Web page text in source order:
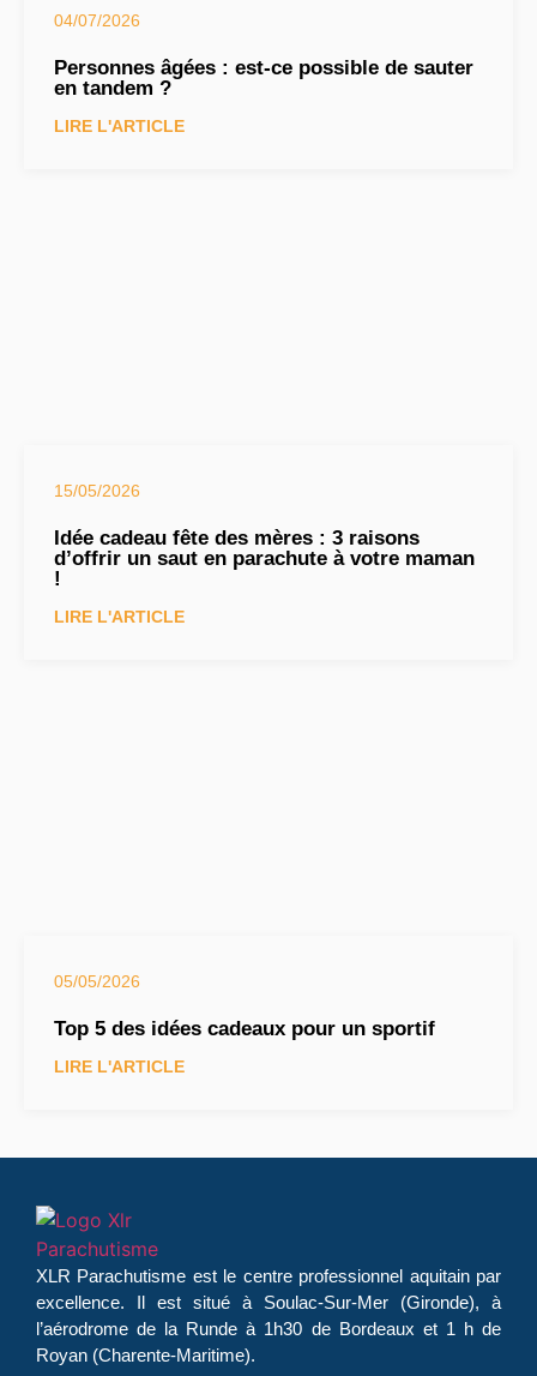
04/07/2026
Personnes âgées : est-ce possible de sauter
en tandem ?
LIRE L'ARTICLE
15/05/2026
Idée cadeau fête des mères : 3 raisons
d’offrir un saut en parachute à votre maman
!
LIRE L'ARTICLE
05/05/2026
Top 5 des idées cadeaux pour un sportif
LIRE L'ARTICLE
XLR Parachutisme est le centre professionnel aquitain par
excellence. Il est situé à Soulac-Sur-Mer (Gironde), à
l’aérodrome de la Runde à 1h30 de Bordeaux et 1 h de
Royan (Charente-Maritime).